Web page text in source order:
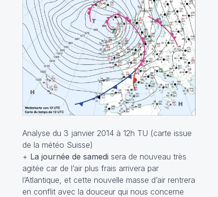
Analyse du 3 janvier 2014 à 12h TU (carte issue
de la météo Suisse)
+ La journée de samedi sera de nouveau très
agitée car de l’air plus frais arrivera par
l’Atlantique, et cette nouvelle masse d’air rentrera
en conflit avec la douceur qui nous concerne